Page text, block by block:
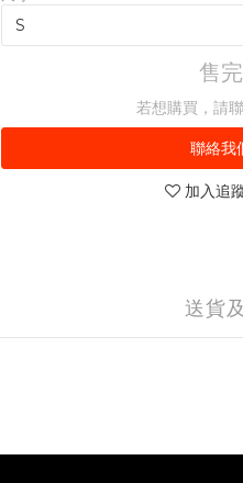
售完
若想購買，請聯
聯絡我
加入追
送貨